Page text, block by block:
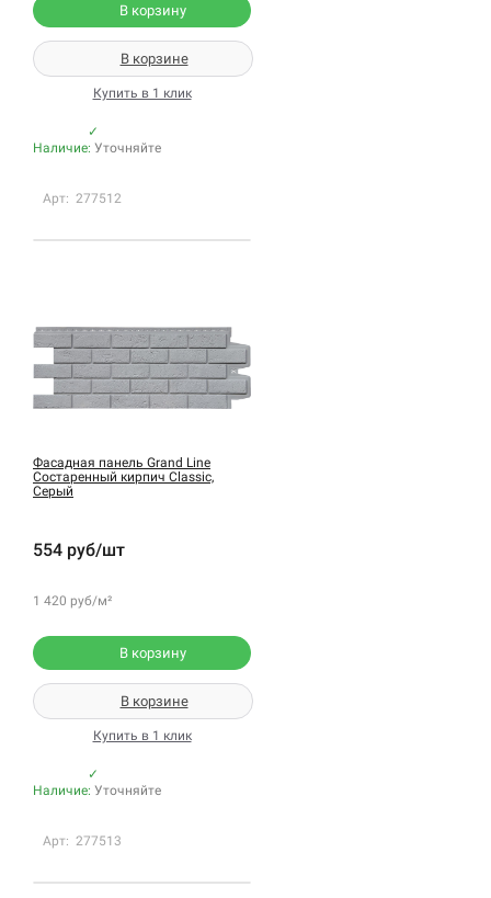
В корзину
В корзине
Купить в 1 клик
✓
Наличие: Уточняйте
Арт: 277512
Фасадная панель Grand Line
Состаренный кирпич Classic,
Серый
554 руб/шт
1 420 руб/м²
В корзину
В корзине
Купить в 1 клик
✓
Наличие: Уточняйте
Арт: 277513